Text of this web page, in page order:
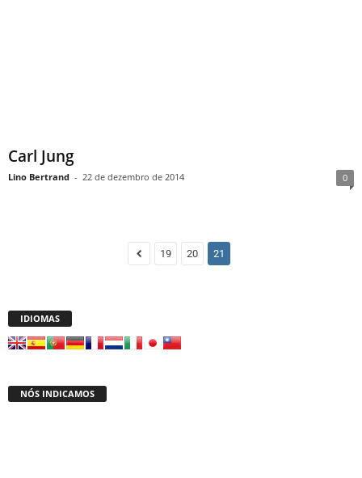
Carl Jung
Lino Bertrand - 22 de dezembro de 2014 0
19 20 21
IDIOMAS
NÓS INDICAMOS